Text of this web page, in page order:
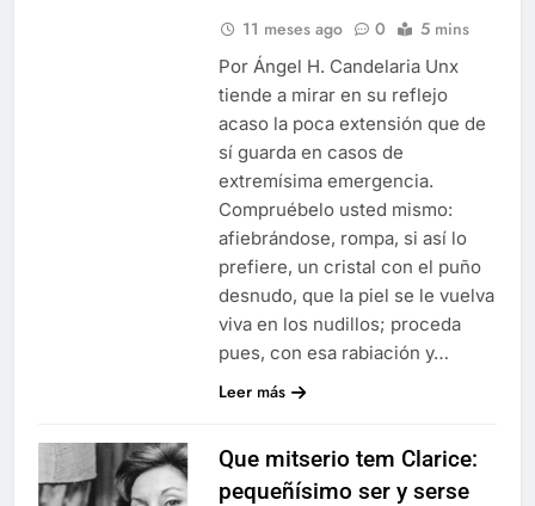
11 meses ago 0 5 mins
Por Ángel H. Candelaria Unx
tiende a mirar en su reflejo
acaso la poca extensión que de
sí guarda en casos de
extremísima emergencia.
Compruébelo usted mismo:
afiebrándose, rompa, si así lo
prefiere, un cristal con el puño
desnudo, que la piel se le vuelva
viva en los nudillos; proceda
pues, con esa rabiación y…
Leer más
Que mitserio tem Clarice:
pequeñísimo ser y serse